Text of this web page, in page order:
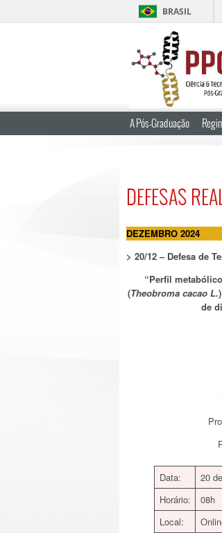
BRASIL
A Pós-Graduação
DEFESAS
DEZEMBRO 2024
> 20/12 – Defesa de
“Perfil
(Theobroma cacao L.
de
Data:
20
Horário:
08h
Local: